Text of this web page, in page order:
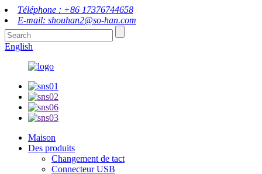
Téléphone : +86 17376744658
E-mail: shouhan2@so-han.com
English
Maison
Des produits
Changement de tact
Connecteur USB